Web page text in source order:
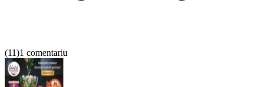
(11)1 comentariu